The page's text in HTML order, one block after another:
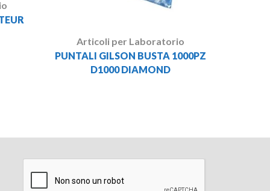
Articoli per Laboratorio
PUNTALI GILSON BUSTA 1000PZ
D1000 DIAMOND